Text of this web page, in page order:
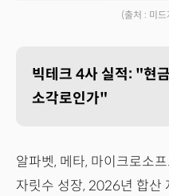
(출처 : 미
빅테크 4사 실적: "현
소각로인가"
알파벳, 메타, 마이크로소
자릿수 성장, 2026년 합산